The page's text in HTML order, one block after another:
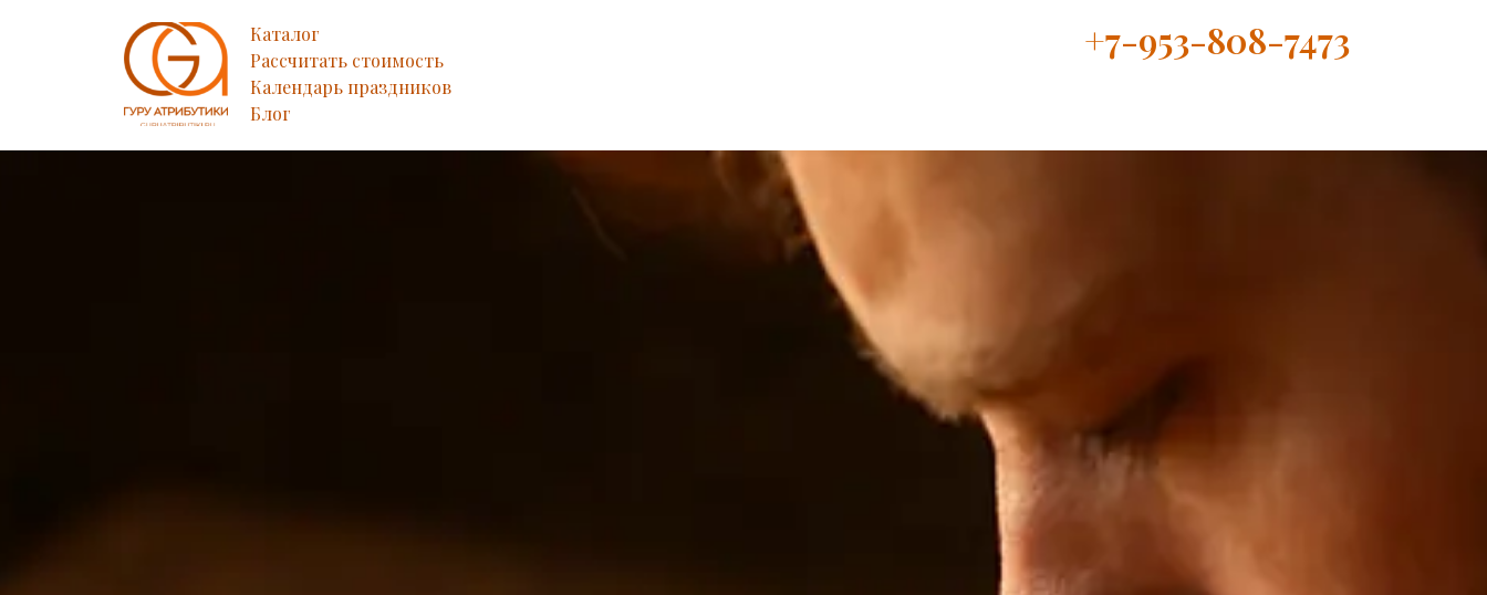
Каталог
Рассчитать стоимость
Календарь праздников
Блог
+7-953-808-7473